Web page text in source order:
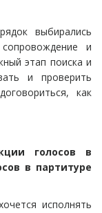
выбирались
и
этап поиска и
и проверить
как
голосов в
в партитуре
исполнять